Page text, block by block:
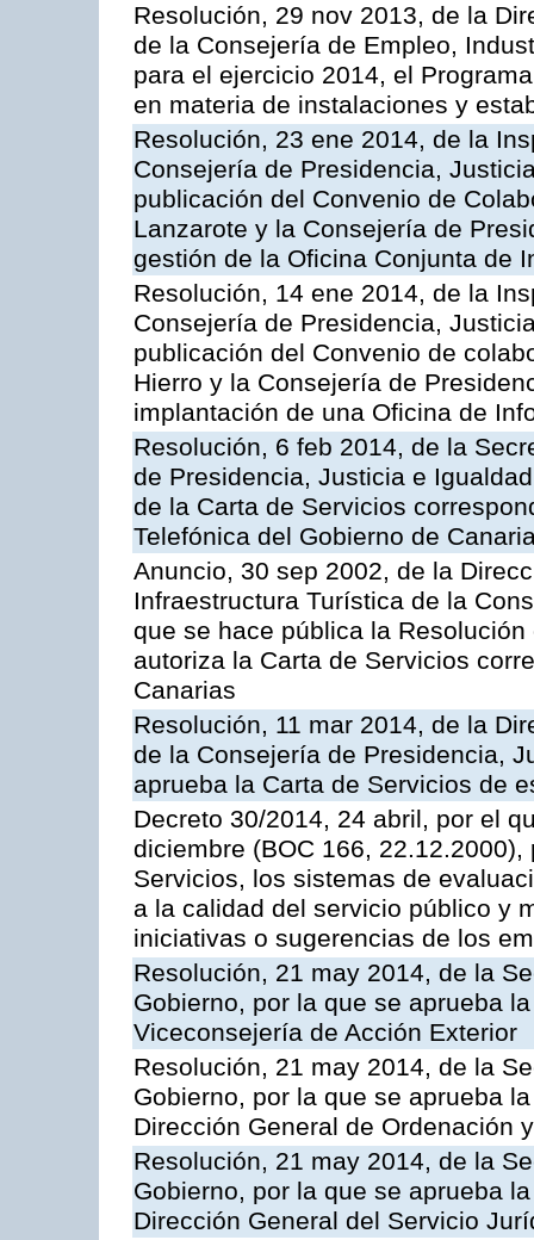
Resolución, 29 nov 2013, de la
de la Consejería de Empleo,
para el ejercicio 2014, el
en materia de instalaciones y
Resolución, 23 ene 2014, de la
Consejería de Presidencia,
publicación del Convenio de
Lanzarote y la Consejería de
gestión de la Oficina Conjunta de
Resolución, 14 ene 2014, de la
Consejería de Presidencia,
publicación del Convenio de
Hierro y la Consejería de
implantación de una Oficina de
Resolución, 6 feb 2014, de la
de Presidencia, Justicia e
de la Carta de Servicios
Telefónica del Gobierno de
Anuncio, 30 sep 2002, de la
Infraestructura Turística de la
que se hace pública la
autoriza la Carta de Servicios
Canarias
Resolución, 11 mar 2014, de la
de la Consejería de Presidencia,
aprueba la Carta de Servicios de
Decreto 30/2014, 24 abril, por el
diciembre (BOC 166,
Servicios, los sistemas de
a la calidad del servicio público y
iniciativas o sugerencias de los
Resolución, 21 may 2014, de la
Gobierno, por la que se aprueba
Viceconsejería de Acción Exterior
Resolución, 21 may 2014, de la
Gobierno, por la que se aprueba
Dirección General de Ordenación
Resolución, 21 may 2014, de la
Gobierno, por la que se aprueba
Dirección General del Servicio